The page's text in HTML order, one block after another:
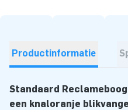
Productinformatie
Standaard
een knaloranje